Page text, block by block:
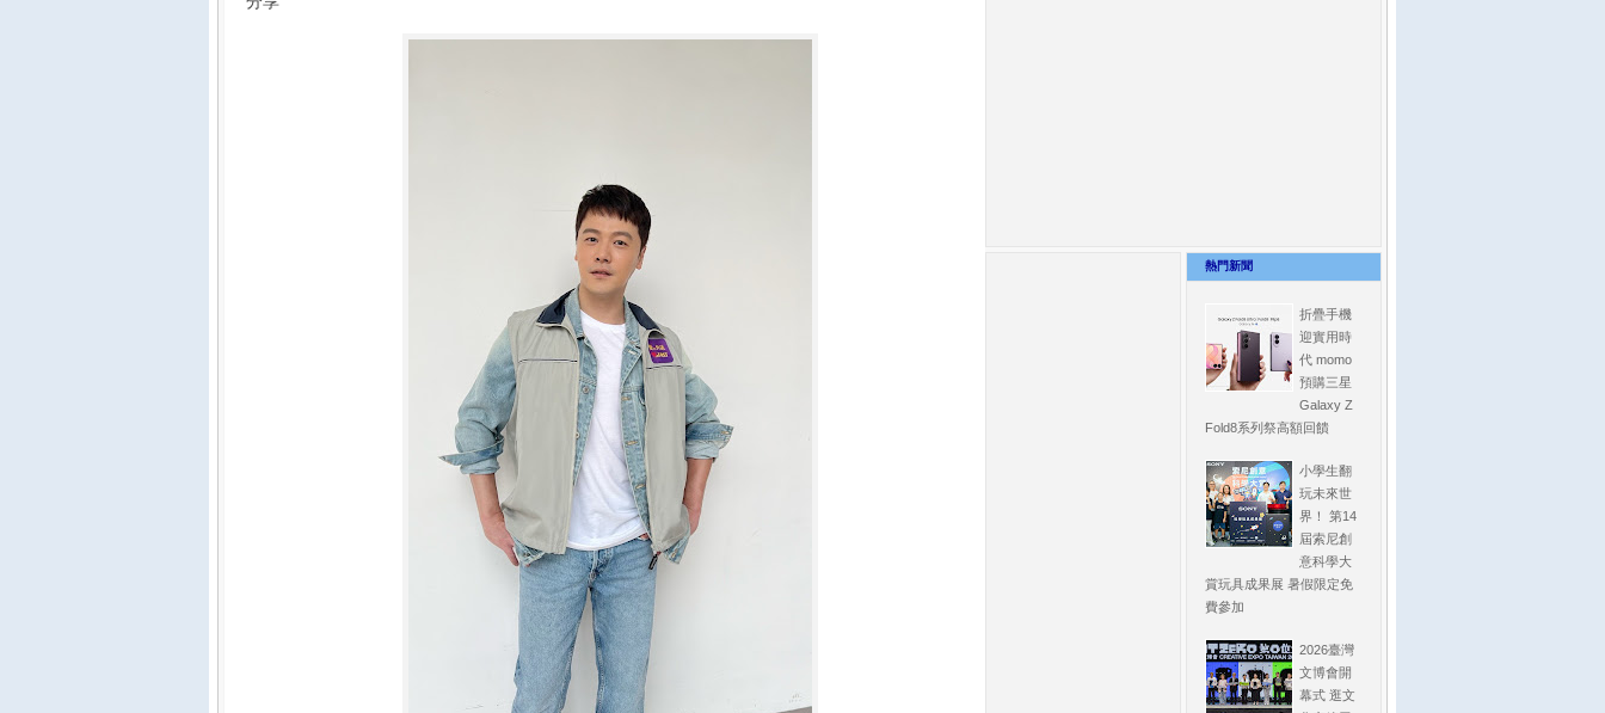
熱門新聞
折疊手機
迎實用時
代 momo
預購三星
Galaxy Z
Fold8系列祭高額回饋
小學生翻
玩未來世
界！ 第14
屆索尼創
意科學大
賞玩具成果展 暑假限定免
費參加
2026臺灣
文博會開
幕式 逛文